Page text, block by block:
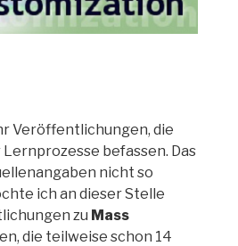
Veröffentlichungen, die
befassen. Das
nicht so
ich an dieser Stelle
zu Mass
die teilweise schon 14